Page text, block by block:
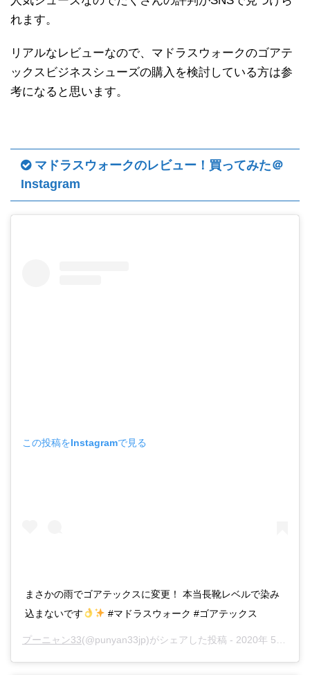
れます。
リアルなレビューなので、マドラスウォークのゴアテ
ックスビジネスシューズの購入を検討している方は参
考になると思います。
マドラスウォークのレビュー！買ってみた＠
Instagram
この投稿をInstagramで見る
まさかの雨でゴアテックスに変更！ 本当長靴レベルで染み
込まないです
#マドラスウォーク #ゴアテックス
プーニャン33(@punyan33jp)がシェアした投稿 - 2020年 5月月26日午前6時18分PDT